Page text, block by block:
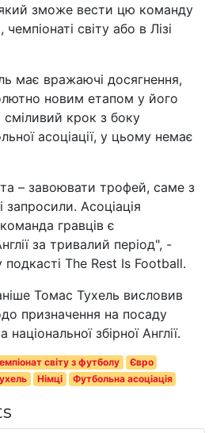
який зможе вести цю команду
світу або в Лізі
має вражаючі досягнення,
новим етапом у його
сміливий крок з боку
асоціації, у цьому немає
– завоювати трофей, саме з
Асоціація
гравців є
за тривалий період", -
The Rest Is Football.
Томас Тухель висловив
призначення на посаду
збірної Англії.
світу з футболу
Євро
Німці Футбольна асоціація